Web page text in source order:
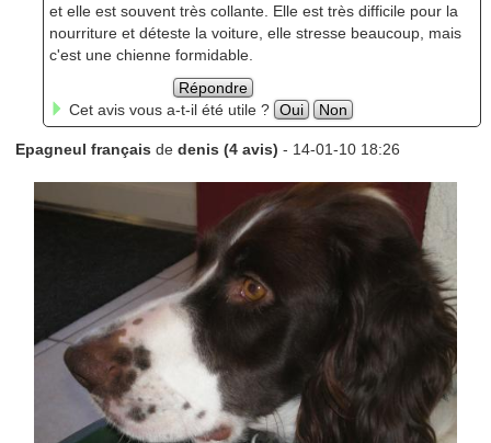
et elle est souvent très collante. Elle est très difficile pour la
nourriture et déteste la voiture, elle stresse beaucoup, mais
c'est une chienne formidable.
Répondre
Cet avis vous a-t-il été utile ? Oui Non
Epagneul français de denis (4 avis) - 14-01-10 18:26